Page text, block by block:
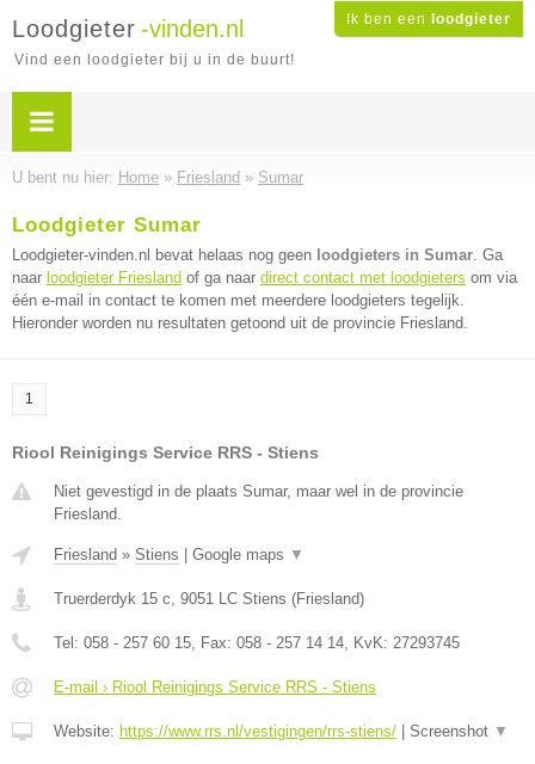
Ik ben een loodgieter
Loodgieter -vinden.nl
Vind een loodgieter bij u in de buurt!
U bent nu hier: Home » Friesland » Sumar
Loodgieter Sumar
Loodgieter-vinden.nl bevat helaas nog geen loodgieters in Sumar. Ga
naar loodgieter Friesland of ga naar direct contact met loodgieters om via
één e-mail in contact te komen met meerdere loodgieters tegelijk.
Hieronder worden nu resultaten getoond uit de provincie Friesland.
1
Riool Reinigings Service RRS - Stiens
Niet gevestigd in de plaats Sumar, maar wel in de provincie
Friesland.
Friesland » Stiens Google maps ▼
Truerderdyk 15 c, 9051 LC Stiens (Friesland)
Tel: 058 - 257 60 15, Fax: 058 - 257 14 14, KvK: 27293745
E-mail › Riool Reinigings Service RRS - Stiens
Website: https://www.rrs.nl/vestigingen/rrs-stiens/ Screenshot ▼